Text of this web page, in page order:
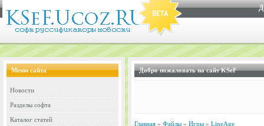
Меню сайта
Новости
Разделы софта
Каталог статей
Добро пожаловать на сайт KSeF
Главная » Файлы » Игры » LineAge